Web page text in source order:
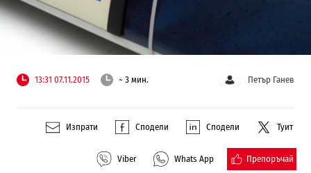
13:31 07.11.2015 ~ 3 мин. Петър Ганев
Изпрати Сподели Сподели Туит
Viber Whats App Препоръчай